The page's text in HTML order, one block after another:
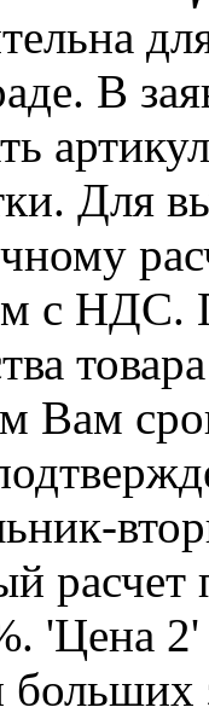
В
Для
с НДС.
Вам
расчет
'Цена 2'